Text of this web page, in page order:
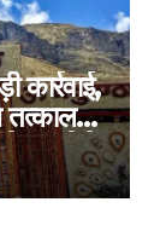
कार्रवाई,
तत्काल
समिति